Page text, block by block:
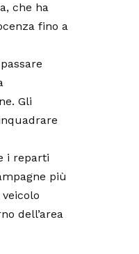
che ha
fino a
Gli
i reparti
più
dell’area